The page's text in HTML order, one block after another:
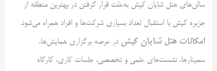
سالن‌های هتل شایان کیش به‌علت قرار گرفتن در بهترین منطقه از
جزیره کیش با استقبال تعداد بسیاری شرکت‌ها و افراد همراه می‌شود.
امکانات هتل شایان کیش در عرصه برگزاری همایش‌ها،
سمینارها، نشست‌های علمی و تخصصی، جلسات کاری، کارگاه